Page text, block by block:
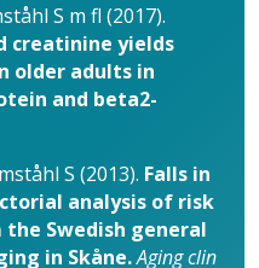
S m fl (2017).
creatinine yields
older adults in
and beta2-
S (2013). Falls in
analysis of risk
Swedish general
in Skåne.Aging clin